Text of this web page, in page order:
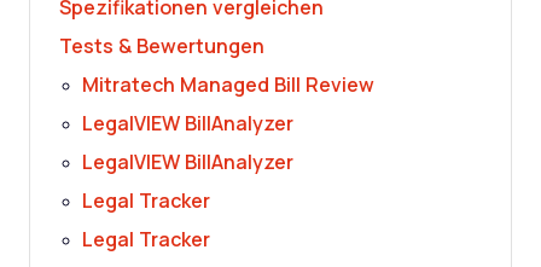
Spezifikationen vergleichen
Tests & Bewertungen
Mitratech Managed Bill Review
LegalVIEW BillAnalyzer
LegalVIEW BillAnalyzer
Legal Tracker
Legal Tracker